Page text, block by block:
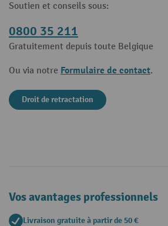
Soutien et conseils sous:
0800 35 211
Gratuitement depuis toute Belgique
Ou via notre Formulaire de contact.
Droit de retractation
Vos avantages professionnels
Livraison gratuite à partir de 50 €